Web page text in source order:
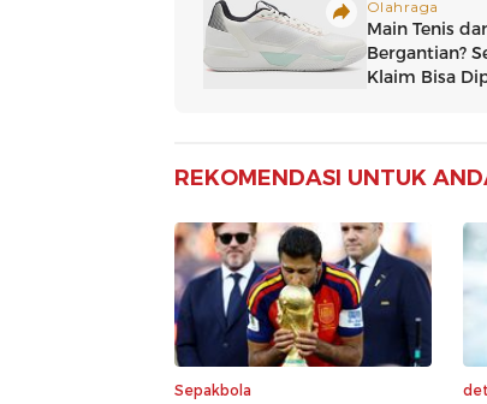
REKOMENDASI UNTUK
Sepakbola